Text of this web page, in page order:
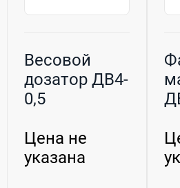
Весовой
дозатор ДВ4-
0,5
Цена не
указана